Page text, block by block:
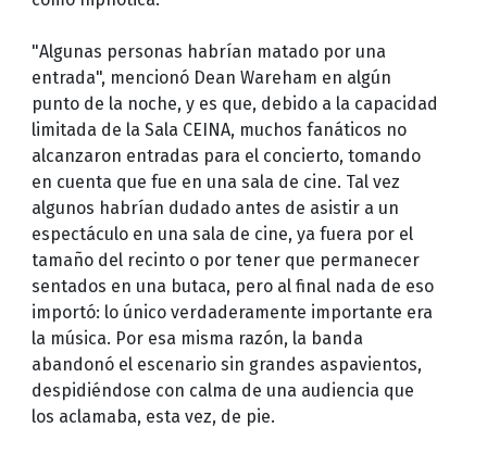
"Algunas personas habrían matado por una
entrada", mencionó Dean Wareham en algún
punto de la noche, y es que, debido a la capacidad
limitada de la Sala CEINA, muchos fanáticos no
alcanzaron entradas para el concierto, tomando
en cuenta que fue en una sala de cine. Tal vez
algunos habrían dudado antes de asistir a un
espectáculo en una sala de cine, ya fuera por el
tamaño del recinto o por tener que permanecer
sentados en una butaca, pero al final nada de eso
importó: lo único verdaderamente importante era
la música. Por esa misma razón, la banda
abandonó el escenario sin grandes aspavientos,
despidiéndose con calma de una audiencia que
los aclamaba, esta vez, de pie.